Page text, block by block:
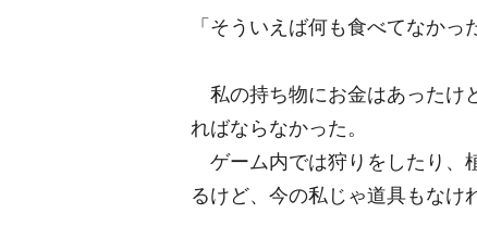
「そういえば何も食べてなか
私の持ち物にお金はあったけ
ればならなかった。
ゲーム内では狩りをしたり、
るけど、今の私じゃ道具もなけ